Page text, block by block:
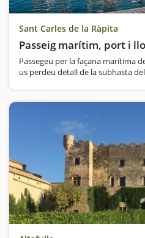
Sant Carles de la Ràpita
Passeig marítim, port i
Passegeu per la façana marítima
us perdeu detall de la subhasta